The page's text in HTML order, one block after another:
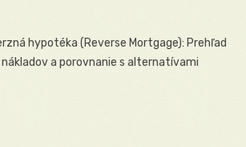
hypotéka (Reverse Mortgage): Prehľad
nákladov a porovnanie s alternatívami